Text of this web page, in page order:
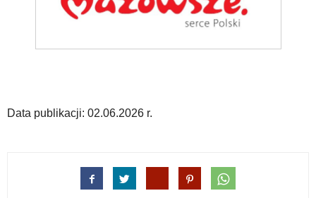
klawiaturowych
być
Data publikacji: 02.06.2026 r.